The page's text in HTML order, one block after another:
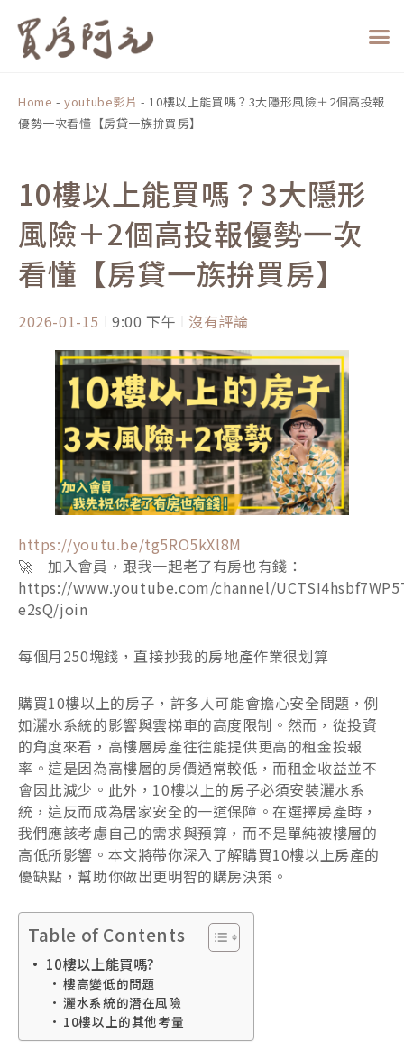
Home -youtube影片 -10樓以上能買嗎？3大隱形風險＋2個高投報
優勢一次看懂【房貸一族拚買房】
10樓以上能買嗎？3大隱形
風險＋2個高投報優勢一次
看懂【房貸一族拚買房】
2026-01-15 9:00 下午 沒有評論
https://youtu.be/tg5RO5kXl8M
🚀｜加入會員，跟我一起老了有房也有錢：
https://www.youtube.com/channel/
e2sQ/join
每個月250塊錢，直接抄我的房地產作業很划算
購買10樓以上的房子，許多人可能會擔心安全問題，例
如灑水系統的影響與雲梯車的高度限制。然而，從投資
的角度來看，高樓層房產往往能提供更高的租金投報
率。這是因為高樓層的房價通常較低，而租金收益並不
會因此減少。此外，10樓以上的房子必須安裝灑水系
統，這反而成為居家安全的一道保障。在選擇房產時，
我們應該考慮自己的需求與預算，而不是單純被樓層的
高低所影響。本文將帶你深入了解購買10樓以上房產的
優缺點，幫助你做出更明智的購房決策。
Table of Contents
10樓以上能買嗎?
樓高變低的問題
灑水系統的潛在風險
10樓以上的其他考量